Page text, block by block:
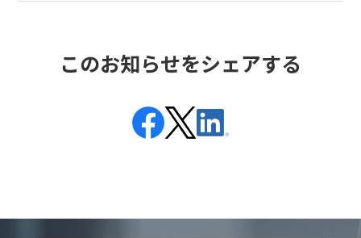
このお知らせをシェアする